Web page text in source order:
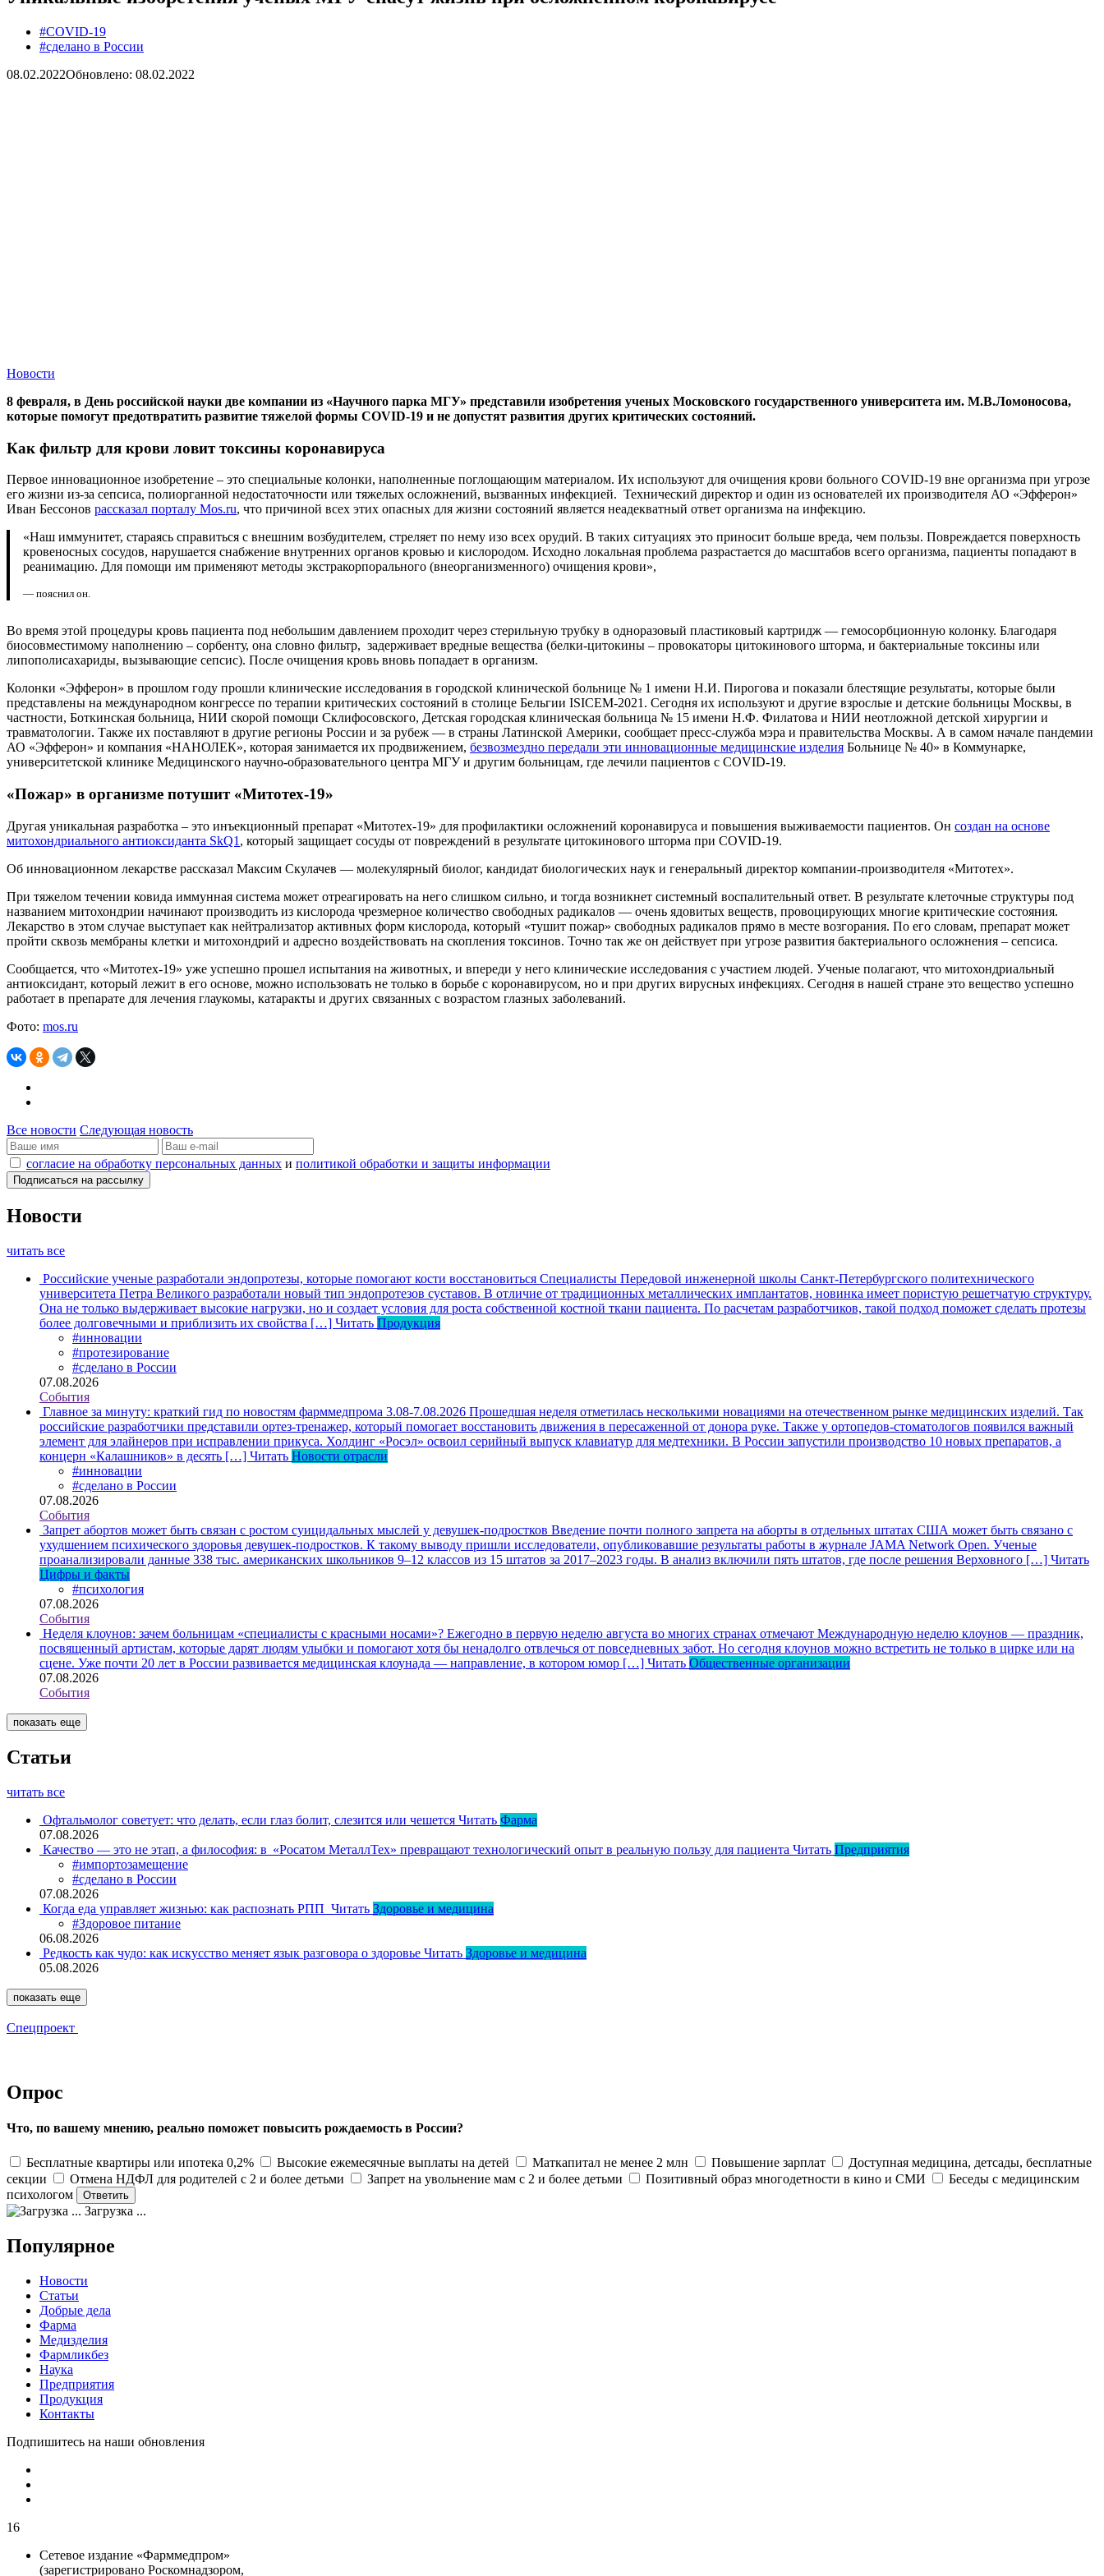
#COVID-19
#сделано в России
08.02.2022Обновлено: 08.02.2022
Новости
8 февраля, в День российской науки две компании из «Научного парка МГУ» представили изобретения ученых Московского государственного университета им. М.В.Ломоносова,
которые помогут предотвратить развитие тяжелой формы COVID-19 и не допустят развития других критических состояний.
Как фильтр для крови ловит токсины коронавируса
Первое инновационное изобретение – это специальные колонки, наполненные поглощающим материалом. Их используют для очищения крови больного COVID-19 вне организма при угрозе
его жизни из-за сепсиса, полиорганной недостаточности или тяжелых осложнений, вызванных инфекцией. Технический директор и один из основателей их производителя АО «Эфферон»
Иван Бессонов рассказал порталу Mos.ru, что причиной всех этих опасных для жизни состояний является неадекватный ответ организма на инфекцию.
«Наш иммунитет, стараясь справиться с внешним возбудителем, стреляет по нему изо всех орудий. В таких ситуациях это приносит больше вреда, чем пользы. Повреждается поверхность
кровеносных сосудов, нарушается снабжение внутренних органов кровью и кислородом. Исходно локальная проблема разрастается до масштабов всего организма, пациенты попадают в
реанимацию. Для помощи им применяют методы экстракорпорального (внеорганизменного) очищения крови»,
— пояснил он.
Во время этой процедуры кровь пациента под небольшим давлением проходит через стерильную трубку в одноразовый пластиковый картридж — гемосорбционную колонку. Благодаря
биосовместимому наполнению – сорбенту, она словно фильтр, задерживает вредные вещества (белки-цитокины – провокаторы цитокинового шторма, и бактериальные токсины или
липополисахариды, вызывающие сепсис). После очищения кровь вновь попадает в организм.
Колонки «Эфферон» в прошлом году прошли клинические исследования в городской клинической больнице № 1 имени Н.И. Пирогова и показали блестящие результаты, которые были
представлены на международном конгрессе по терапии критических состояний в столице Бельгии ISICEM-2021. Сегодня их используют и другие взрослые и детские больницы Москвы, в
частности, Боткинская больница, НИИ скорой помощи Склифосовского, Детская городская клиническая больница № 15 имени Н.Ф. Филатова и НИИ неотложной детской хирургии и
травматологии. Также их поставляют в другие регионы России и за рубеж — в страны Латинской Америки, сообщает пресс-служба мэра и правительства Москвы. А в самом начале пандемии
АО «Эфферон» и компания «НАНОЛЕК», которая занимается их продвижением, безвозмездно передали эти инновационные медицинские изделия Больнице № 40» в Коммунарке,
университетской клинике Медицинского научно-образовательного центра МГУ и другим больницам, где лечили пациентов с COVID-19.
«Пожар» в организме потушит «Митотех-19»
Другая уникальная разработка – это инъекционный препарат «Митотех-19» для профилактики осложнений коронавируса и повышения выживаемости пациентов. Он создан на основе
митохондриального антиоксиданта SkQ1 , который защищает сосуды от повреждений в результате цитокинового шторма при COVID-19.
Об инновационном лекарстве рассказал Максим Скулачев — молекулярный биолог, кандидат биологических наук и генеральный директор компании-производителя «Митотех».
При тяжелом течении ковида иммунная система может отреагировать на него слишком сильно, и тогда возникнет системный воспалительный ответ. В результате клеточные структуры под
названием митохондрии начинают производить из кислорода чрезмерное количество свободных радикалов — очень ядовитых веществ, провоцирующих многие критические состояния.
Лекарство в этом случае выступает как нейтрализатор активных форм кислорода, который «тушит пожар» свободных радикалов прямо в месте возгорания. По его словам, препарат может
пройти сквозь мембраны клетки и митохондрий и адресно воздействовать на скопления токсинов. Точно так же он действует при угрозе развития бактериального осложнения – сепсиса.
Сообщается, что «Митотех-19» уже успешно прошел испытания на животных, и впереди у него клинические исследования с участием людей. Ученые полагают, что митохондриальный
антиоксидант, который лежит в его основе, можно использовать не только в борьбе с коронавирусом, но и при других вирусных инфекциях. Сегодня в нашей стране это вещество успешно
работает в препарате для лечения глаукомы, катаракты и других связанных с возрастом глазных заболеваний.
Фото: mos.ru
Все новости Следующая новость
согласие на обработку персональных данных и политикой обработки и защиты информации
Новости
читать все
Российские ученые разработали эндопротезы, которые помогают кости восстановиться Специалисты Передовой инженерной школы Санкт-Петербургского политехнического
университета Петра Великого разработали новый тип эндопротезов суставов. В отличие от традиционных металлических имплантатов, новинка имеет пористую решетчатую структуру.
Она не только выдерживает высокие нагрузки, но и создает условия для роста собственной костной ткани пациента. По расчетам разработчиков, такой подход поможет сделать протезы
более долговечными и приблизить их свойства […] Читать Продукция
#инновации
#протезирование
#сделано в России
07.08.2026
События
Главное за минуту: краткий гид по новостям фарммедпрома 3.08-7.08.2026 Прошедшая неделя отметилась несколькими новациями на отечественном рынке медицинских изделий. Так
российские разработчики представили ортез-тренажер, который помогает восстановить движения в пересаженной от донора руке. Также у ортопедов-стоматологов появился важный
элемент для элайнеров при исправлении прикуса. Холдинг «Росэл» освоил серийный выпуск клавиатур для медтехники. В России запустили производство 10 новых препаратов, а
концерн «Калашников» в десять […] Читать Новости отрасли
#инновации
#сделано в России
07.08.2026
События
Запрет абортов может быть связан с ростом суицидальных мыслей у девушек-подростков Введение почти полного запрета на аборты в отдельных штатах США может быть связано с
ухудшением психического здоровья девушек-подростков. К такому выводу пришли исследователи, опубликовавшие результаты работы в журнале JAMA Network Open. Ученые
проанализировали данные 338 тыс. американских школьников 9–12 классов из 15 штатов за 2017–2023 годы. В анализ включили пять штатов, где после решения Верховного […] Читать
Цифры и факты
#психология
07.08.2026
События
Неделя клоунов: зачем больницам «специалисты с красными носами»? Ежегодно в первую неделю августа во многих странах отмечают Международную неделю клоунов — праздник,
посвященный артистам, которые дарят людям улыбки и помогают хотя бы ненадолго отвлечься от повседневных забот. Но сегодня клоунов можно встретить не только в цирке или на
сцене. Уже почти 20 лет в России развивается медицинская клоунада — направление, в котором юмор […] Читать Общественные организации
07.08.2026
События
показать еще
Статьи
читать все
Офтальмолог советует: что делать, если глаз болит, слезится или чешется Читать Фарма
07.08.2026
Качество — это не этап, а философия: в «Росатом МеталлТех» превращают технологический опыт в реальную пользу для пациента Читать Предприятия
#импортозамещение
#сделано в России
07.08.2026
Когда еда управляет жизнью: как распознать РПП Читать Здоровье и медицина
#Здоровое питание
06.08.2026
Редкость как чудо: как искусство меняет язык разговора о здоровье Читать Здоровье и медицина
05.08.2026
показать еще
Спецпроект
Опрос
Что, по вашему мнению, реально поможет повысить рождаемость в России?
Бесплатные квартиры или ипотека 0,2% Высокие ежемесячные выплаты на детей Маткапитал не менее 2 млн Повышение зарплат
Доступная медицина, детсады, бесплатные
секции
Отмена НДФЛ для родителей с 2 и более детьми Запрет на увольнение мам с 2 и более детьми Позитивный образ многодетности в кино и СМИ
Беседы с медицинским
психологом
Загрузка ...
Популярное
Новости
Статьи
Добрые дела
Фарма
Медизделия
Фармликбез
Наука
Предприятия
Продукция
Контакты
Подпишитесь на наши обновления
16
Сетевое издание «Фарммедпром»
(зарегистрировано Роскомнадзором,